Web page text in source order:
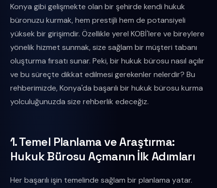
Konya gibi gelişmekte olan bir şehirde kendi hukuk
büronuzu kurmak, hem prestijli hem de potansiyeli
yüksek bir girişimdir. Özellikle yerel KOBİ'lere ve bireylere
yönelik hizmet sunmak, size sağlam bir müşteri tabanı
oluşturma fırsatı sunar. Peki, bir hukuk bürosu nasıl açılır
ve bu süreçte dikkat edilmesi gerekenler nelerdir? Bu
rehberimizde, Konya'da başarılı bir hukuk bürosu kurma
yolculuğunuzda size rehberlik edeceğiz.
1. Temel Planlama ve Araştırma:
Hukuk Bürosu Açmanın İlk Adımları
Her başarılı işin temelinde sağlam bir planlama yatar.